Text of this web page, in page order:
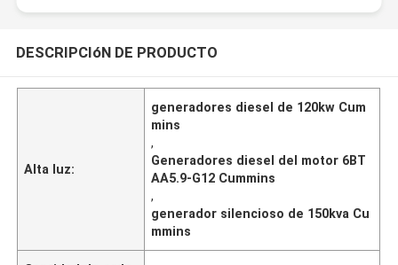
DESCRIPCIóN DE PRODUCTO
Alta luz:
generadores diesel de 120kw Cum
mins
,
Generadores diesel del motor 6BT
AA5.9-G12 Cummins
,
generador silencioso de 150kva Cu
mmins